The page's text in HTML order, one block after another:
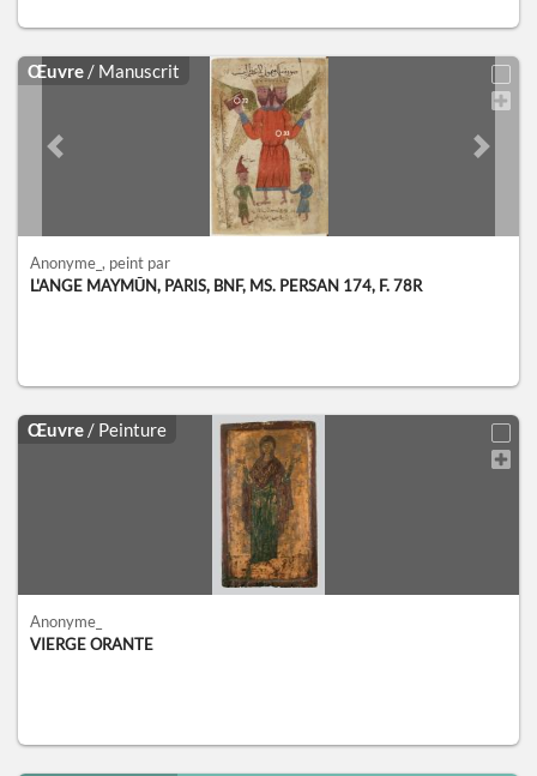
Œuvre / Manuscrit
Previous slide Next
Anonyme_ , peint par
L'ANGE MAYMŪN, PARIS, BNF, MS. PERSAN 174, F. 78R
Œuvre / Peinture
Anonyme_
VIERGE ORANTE